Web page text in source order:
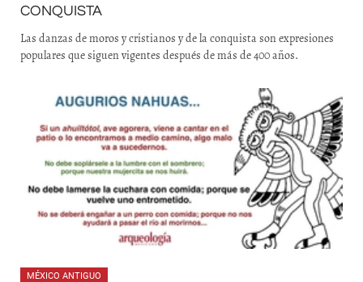
CONQUISTA
Las danzas de moros y cristianos y de la conquista son expresiones
populares que siguen vigentes después de más de 400 años.
MÉXICO ANTIGUO